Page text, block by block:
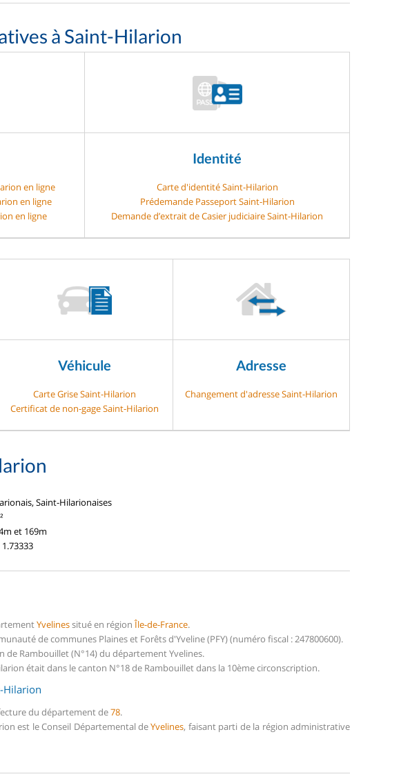
à Saint-Hilarion
en ligne
en ligne
en ligne
Identité
Carte d'identité Saint-Hilarion
Prédemande Passeport Saint-Hilarion
Demande d’extrait de Casier judiciaire Saint-Hilarion
Véhicule
Carte Grise Saint-Hilarion
Certificat de non-gage Saint-Hilarion
Adresse
Changement d'adresse Saint-Hilarion
Saint-Hilarionaises
et 169m
Yvelinessitué en région Île-de-France.
de communes Plaines et Forêts d'Yveline (PFY) (numéro fiscal : 247800600).
de Rambouillet (N°14) du département Yvelines.
était dans le canton N°18 de Rambouillet dans la 10ème circonscription.
Hilarion
du département de78.
est le Conseil Départemental deYvelines, faisant parti de la région administrative